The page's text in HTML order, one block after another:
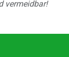
vermeidbar!